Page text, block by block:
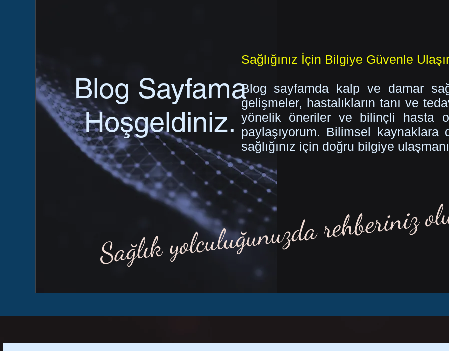
Blog Sayfama
Hoşgeldiniz.
Sağlığınız İçin Bilgiye Güvenle
Blog sayfamda kalp ve damar
gelişmeler, hastalıkların tanı ve
yönelik öneriler ve bilinçli hasta
paylaşıyorum. Bilimsel kaynaklara
sağlığınız için doğru bilgiye
Sağlık yolculuğunuzda rehberiniz